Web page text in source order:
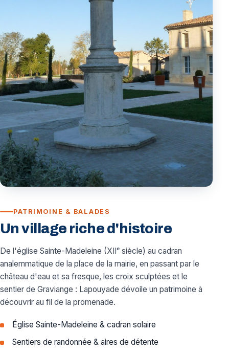
PATRIMOINE & BALADES
Un village riche d'histoire
De l'église Sainte-Madeleine (XIIᵉ siècle) au cadran
analemmatique de la place de la mairie, en passant par le
château d'eau et sa fresque, les croix sculptées et le
sentier de Graviange : Lapouyade dévoile un patrimoine à
découvrir au fil de la promenade.
Église Sainte-Madeleine & cadran solaire
Sentiers de randonnée & aires de détente